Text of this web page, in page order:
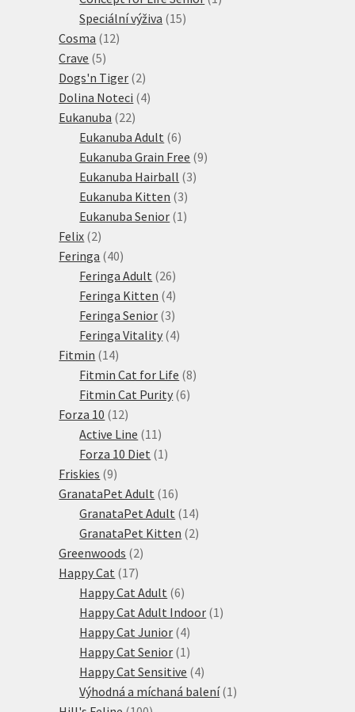
Speciální výživa 1515
Cosma 1212
Crave 55
produktů
Dogs'n Tiger 22
produkty
Dolina Noteci 44
Eukanuba 2222
produktů
Eukanuba Adult 66
produktů
Eukanuba Grain Free 99
Eukanuba Hairball 33
Eukanuba Kitten 33
produkty
Eukanuba Senior 1 1
Felix 22
produkty
Feringa 4040
produktů
Feringa Adult 2626
produktů
Feringa Kitten 44
produkty
Feringa Senior 33
produkty
Feringa Vitality 44
Fitmin 1414
produktů
Fitmin Cat for Life 88
Fitmin Cat Purity 66
Forza 10 1212
produktů
Active Line 11 11
produktů
Forza 10 Diet 1 1
Friskies 99
produktů
GranataPet Adult 1616
produktů
GranataPet Adult 1414
produktů
GranataPet Kitten 22
Greenwoods 22
Happy Cat 1717
produktů
Happy Cat Adult 66
produktů
Happy Cat Adult Indoor 1 1
Happy Cat Junior 44
produkty
Happy Cat Senior 1 1
produkt
Happy Cat Sensitive 44
produkty
Výhodná a míchaná balení 1 1